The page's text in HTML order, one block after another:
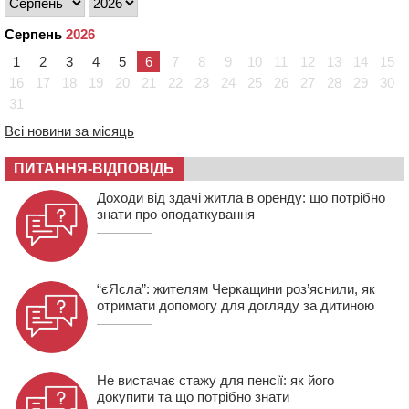
мопедом: двоє людей у лікарні
09:42 Ветерани МСК “Дніпро” вибороли бронзу чемпіонату
України
08:57
На Уманщині підрядника зобов’язали сплатити понад
08:20
Обрано претендента на посаду директора
Мокрокалигірського психоневрологічного інтернату
07:23 Уманські міграційники видворили з країни грузина,
який відсидів термін у колонії
Серпень 2026
1
2 3 4 5 6 7 8 9 10 11 12 13 14
15
16
17 18 19 20 21 22 23 24 25 26 27 28 29
30
31
Всі новини за місяць
ПИТАННЯ-ВІДПОВІДЬ
Доходи від здачі житла в оренду: що потрібно
знати про оподаткування
“єЯсла”: жителям Черкащини роз’яснили, як
отримати допомогу для догляду за дитиною
Не вистачає стажу для пенсії: як його
докупити та що потрібно знати